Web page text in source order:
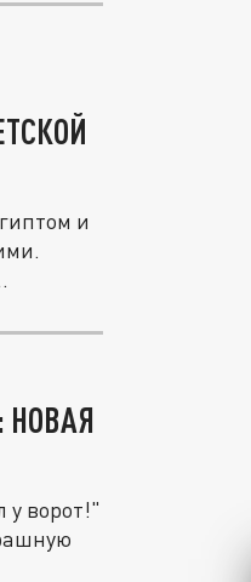
и
НОВАЯ
ворот!"